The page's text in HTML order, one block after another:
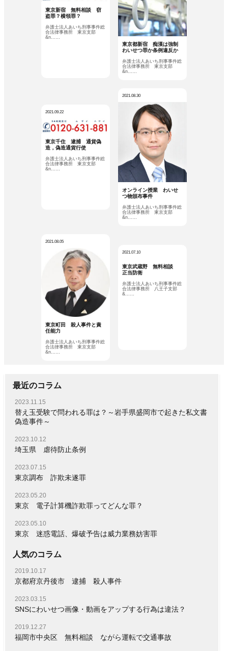
東京新宿 無料相談 窃
盗罪？横領罪？
弁護士法人あいち刑事事件総
合法律事務所 東京支部
&n……
東京都新宿 痴漢は強制
わいせつ罪か条例違反か
弁護士法人あいち刑事事件総
合法律事務所 東京支部
&n……
2021.09.22
東京千住 逮捕 通貨偽
造，偽造通貨行使
弁護士法人あいち刑事事件総
合法律事務所 東京支部
&n……
2021.08.30
オンライン授業 わいせ
つ物頒布事件
弁護士法人あいち刑事事件総
合法律事務所 東京支部
&n……
2021.08.05
東京町田 殺人事件と責
任能力
弁護士法人あいち刑事事件総
合法律事務所 東京支部
&n……
2021.07.10
東京武蔵野 無料相談
正当防衛
弁護士法人あいち刑事事件総
合法律事務所 八王子支部
&……
最近のコラム
2023.11.15
替え玉受験で問われる罪は？～岩手県盛岡市で起きた私文書
偽造事件～
2023.10.12
埼玉県 虐待防止条例
2023.07.15
東京調布 詐欺未遂罪
2023.05.20
東京 電子計算機詐欺罪ってどんな罪？
2023.05.10
東京 迷惑電話、爆破予告は威力業務妨害罪
人気のコラム
2019.10.17
京都府京丹後市 逮捕 殺人事件
2023.03.15
SNSにわいせつ画像・動画をアップする行為は違法？
2019.12.27
福岡市中央区 無料相談 ながら運転で交通事故